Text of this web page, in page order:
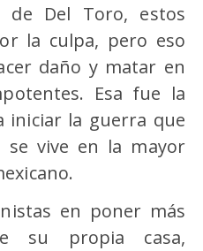
de Del Toro, estos
la culpa, pero eso
daño y matar en
Esa fue la
iniciar la guerra que
se vive en la mayor
en poner más
su propia casa,